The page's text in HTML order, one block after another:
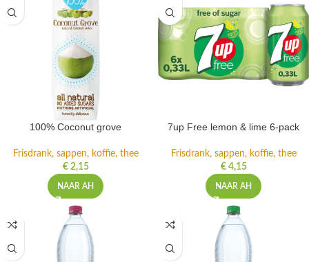
100% Coconut grove
Frisdrank, sappen, koffie, thee
€2,15
NAAR AH
7up Free lemon & lime 6-pack
Frisdrank, sappen, koffie, thee
€4,15
NAAR AH